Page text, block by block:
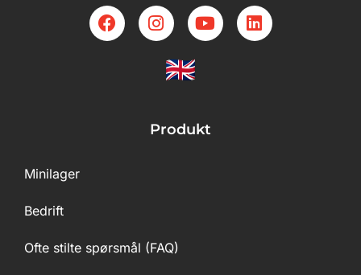
Produkt
Minilager
Bedrift
Ofte stilte spørsmål (FAQ)